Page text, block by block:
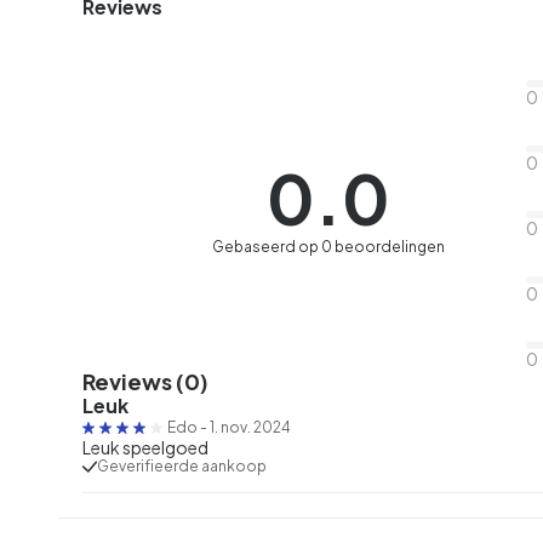
Reviews
0.0
Gebaseerd op 0 beoordelingen
0
0
0
0
0
Reviews (0)
Leuk
Edo - 1. nov. 2024
Leuk speelgoed
Geverifieerde aankoop